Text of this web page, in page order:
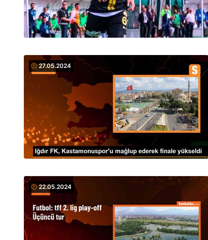
27.05.2024
22.05.2024